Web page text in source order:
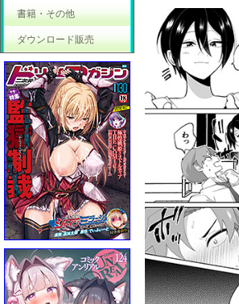
書籍・その他
ダウンロード販売